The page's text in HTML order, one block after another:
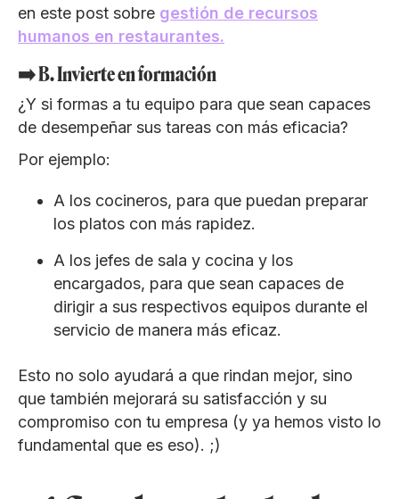
en este post sobre gestión de recursos
humanos en restaurantes.
➡️ B. Invierte en formación
¿Y si formas a tu equipo para que sean capaces
de desempeñar sus tareas con más eficacia?
Por ejemplo:
A los cocineros, para que puedan preparar
los platos con más rapidez.
A los jefes de sala y cocina y los
encargados, para que sean capaces de
dirigir a sus respectivos equipos durante el
servicio de manera más eficaz.
Esto no solo ayudará a que rindan mejor, sino
que también mejorará su satisfacción y su
compromiso con tu empresa (y ya hemos visto lo
fundamental que es eso). ;)